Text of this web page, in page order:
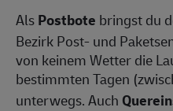
AlsPostbote bringst du
Bezirk Post- und
von keinem Wetter die
bestimmten Tagen
unterwegs. Auch